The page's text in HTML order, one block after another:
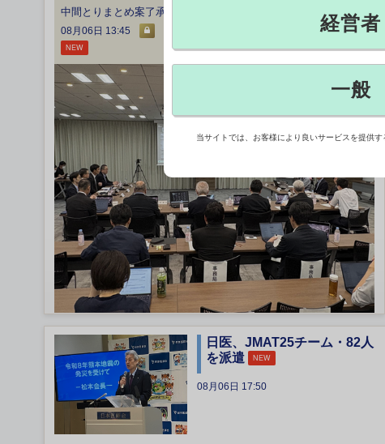
中間とりまとめ案了承 厚労省検討会
08月06日 13:45
NEW
日医、JMAT25チーム・82人
を派遣
NEW
08月06日 17:50
経営者
一般
当サイトでは、お客様により良いサービスを提供